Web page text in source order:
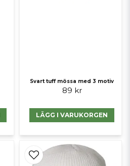
Svart tuff mössa med 3 motiv
89 kr
LÄGG I VARUKORGEN